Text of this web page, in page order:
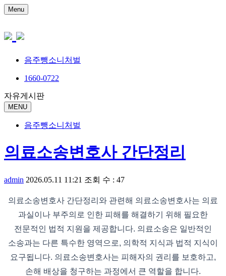
Menu
음주뺑소니처벌
1660-0722
자유게시판
MENU
음주뺑소니처벌
의료소송변호사 간단정리
admin 2026.05.11 11:21 조회 수 : 47
의료소송변호사 간단정리와 관련해 의료소송변호사는 의료
과실이나 부주의로 인한 피해를 해결하기 위해 필요한
전문적인 법적 지원을 제공합니다. 의료소송은 일반적인
소송과는 다른 특수한 영역으로, 의학적 지식과 법적 지식이
요구됩니다. 의료소송변호사는 피해자의 권리를 보호하고,
손해 배상을 청구하는 과정에서 큰 역할을 합니다.